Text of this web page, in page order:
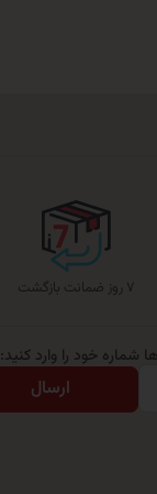
۷ روز ضمانت بازگشت
شماره خود را وارد کنید:
ارسال